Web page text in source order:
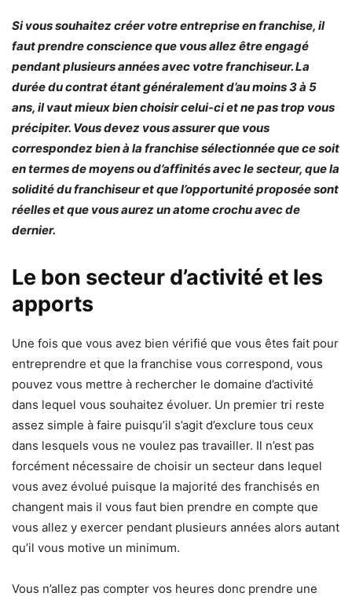
Si vous souhaitez créer votre entreprise en franchise, il
faut prendre conscience que vous allez être engagé
pendant plusieurs années avec votre franchiseur. La
durée du contrat étant généralement d’au moins 3 à 5
ans, il vaut mieux bien choisir celui-ci et ne pas trop vous
précipiter. Vous devez vous assurer que vous
correspondez bien à la franchise sélectionnée que ce soit
en termes de moyens ou d’affinités avec le secteur, que la
solidité du franchiseur et que l’opportunité proposée sont
réelles et que vous aurez un atome crochu avec de
dernier.
Le bon secteur d’activité et les
apports
Une fois que vous avez bien vérifié que vous êtes fait pour
entreprendre et que la franchise vous correspond, vous
pouvez vous mettre à rechercher le domaine d’activité
dans lequel vous souhaitez évoluer. Un premier tri reste
assez simple à faire puisqu’il s’agit d’exclure tous ceux
dans lesquels vous ne voulez pas travailler. Il n’est pas
forcément nécessaire de choisir un secteur dans lequel
vous avez évolué puisque la majorité des franchisés en
changent mais il vous faut bien prendre en compte que
vous allez y exercer pendant plusieurs années alors autant
qu’il vous motive un minimum.
Vous n’allez pas compter vos heures donc prendre une